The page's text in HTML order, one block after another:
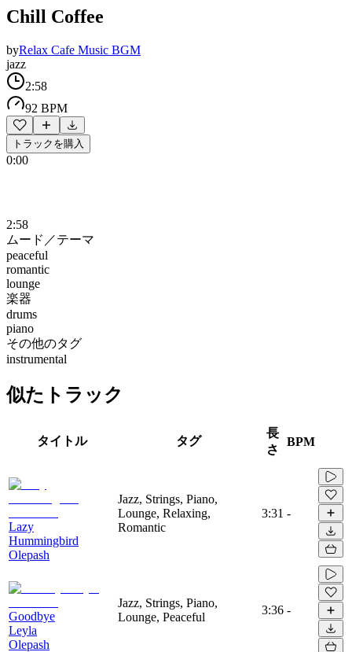
Chill Coffee
byRelax Cafe Music BGM
jazz
2:58
92 BPM
トラックを購入
0:00
2:58
ムード／テーマ
peaceful
romantic
lounge
楽器
drums
piano
その他のタグ
instrumental
似たトラック
タイトル タグ
長
さ
BPM
Lazy
Hummingbird
Olepash
Jazz, Strings, Piano,
Lounge, Relaxing,
Romantic
3:31 -
Goodbye
Leyla
Olepash
Jazz, Strings, Piano,
Lounge, Peaceful
3:36 -